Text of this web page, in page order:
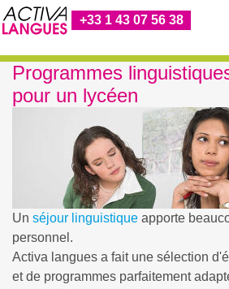
+33 1 43 07 56 38
Programmes
pour un lycéen
Un séjour linguistique apporte
personnel.
Activa langues a fait une sélection
et de programmes parfaitement